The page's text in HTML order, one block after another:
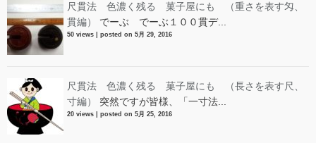
尺貫法 色濃く残る 菓子屋にも （重さを表す匁、
貫編）
でーぶ でーぶ１００貫デ...
50 views posted on 5月 29, 2016
尺貫法 色濃く残る 菓子屋にも （長さを表す尺、
寸編）
突然ですが皆様、「一寸法...
20 views posted on 5月 25, 2016